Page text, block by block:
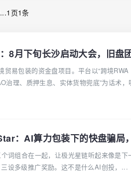
页1条
易包装的资金盘项目。平台以“跨境
治理、质押生息、实体货物兜底”为话术
：AI算力包装下的快盘骗局
组合在一起，让极光星链听起来像是下
设多级推广奖励。这不是什么AI创投，...